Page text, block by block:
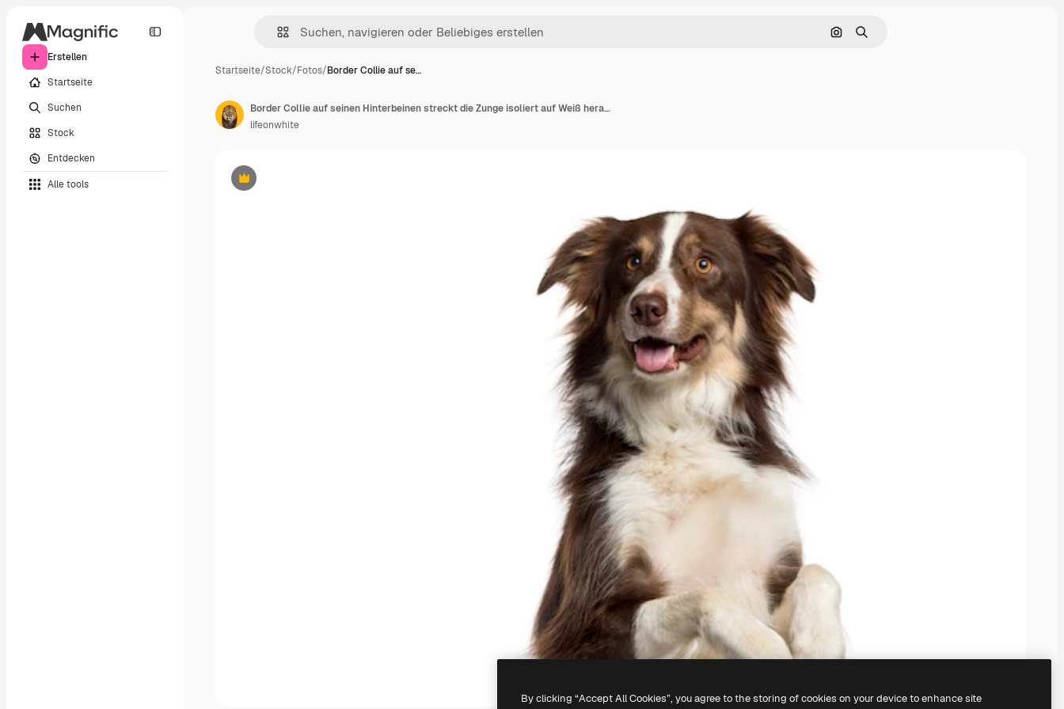
Erstellen
Startseite
Suchen
Stock
Entdecken
Alle tools
Nach Bild suchen
Suchen
Startseite/Stock/Fotos/Border Collie auf se…
Premium
Border Collie auf seinen Hinterbeinen streckt die Zunge isoliert auf Weiß heraus
lifeonwhite
By clicking “Accept All Cookies”, you agree to the storing of cookies on your device to enhance site